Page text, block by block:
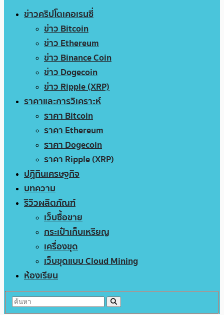
ข่าวคริปโตเคอเรนซี่
ข่าว Bitcoin
ข่าว Ethereum
ข่าว Binance Coin
ข่าว Dogecoin
ข่าว Ripple (XRP)
ราคาและการวิเคราะห์
ราคา Bitcoin
ราคา Ethereum
ราคา Dogecoin
ราคา Ripple (XRP)
ปฏิทินเศรษฐกิจ
บทความ
รีวิวผลิตภัณฑ์
เว็บซื้อขาย
กระเป๋าเก็บเหรียญ
เครื่องขุด
เว็บขุดแบบ Cloud Mining
ห้องเรียน